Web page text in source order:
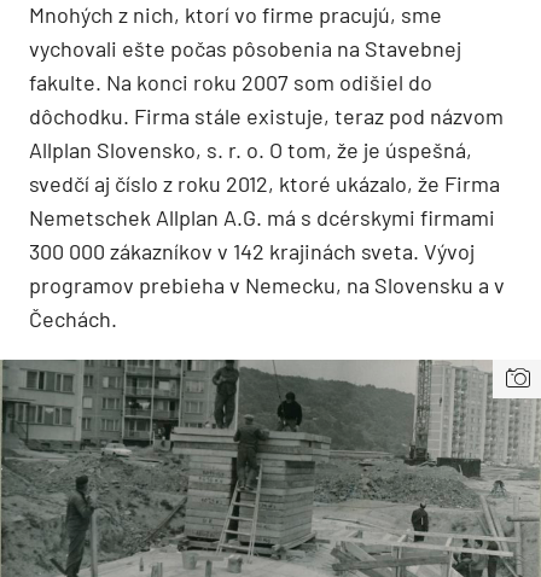
Mnohých z nich, ktorí vo firme pracujú, sme
vychovali ešte počas pôsobenia na Stavebnej
fakulte. Na konci roku 2007 som odišiel do
dôchodku. Firma stále existuje, teraz pod názvom
Allplan Slovensko, s. r. o. O tom, že je úspešná,
svedčí aj číslo z roku 2012, ktoré ukázalo, že Firma
Nemetschek Allplan A.G. má s dcérskymi firmami
300 000 zákazníkov v 142 krajinách sveta. Vývoj
programov prebieha v Nemecku, na Slovensku a v
Čechách.